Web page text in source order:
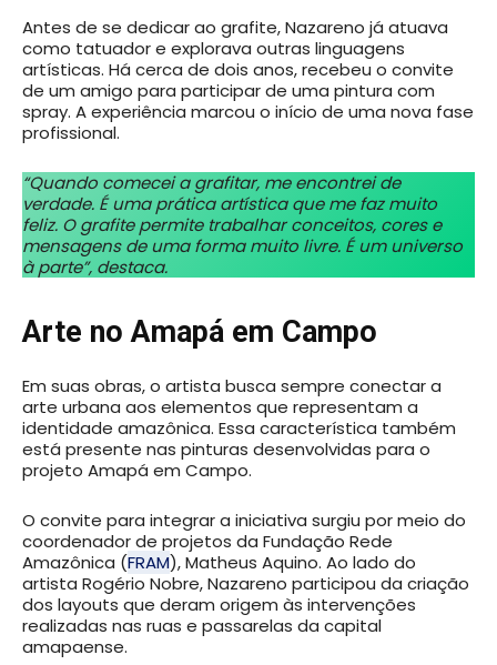
Antes de se dedicar ao grafite, Nazareno já atuava
como tatuador e explorava outras linguagens
artísticas. Há cerca de dois anos, recebeu o convite
de um amigo para participar de uma pintura com
spray. A experiência marcou o início de uma nova fase
profissional.
“Quando comecei a grafitar, me encontrei de
verdade. É uma prática artística que me faz muito
feliz. O grafite permite trabalhar conceitos, cores e
mensagens de uma forma muito livre. É um universo
à parte”, destaca.
Arte no Amapá em Campo
Em suas obras, o artista busca sempre conectar a
arte urbana aos elementos que representam a
identidade amazônica. Essa característica também
está presente nas pinturas desenvolvidas para o
projeto Amapá em Campo.
O convite para integrar a iniciativa surgiu por meio do
coordenador de projetos da Fundação Rede
Amazônica (FRAM), Matheus Aquino. Ao lado do
artista Rogério Nobre, Nazareno participou da criação
dos layouts que deram origem às intervenções
realizadas nas ruas e passarelas da capital
amapaense.